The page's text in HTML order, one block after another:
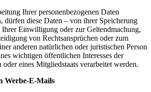
Ihrer personenbezogenen Daten
dürfen diese Daten – von ihrer Speicherung
Ihrer Einwilligung oder zur Geltendmachung,
von Rechtsansprüchen oder zum
anderen natürlichen oder juristischen Person
wichtigen öffentlichen Interesses der
eines Mitgliedstaats verarbeitet werden.
Werbe-E-Mails